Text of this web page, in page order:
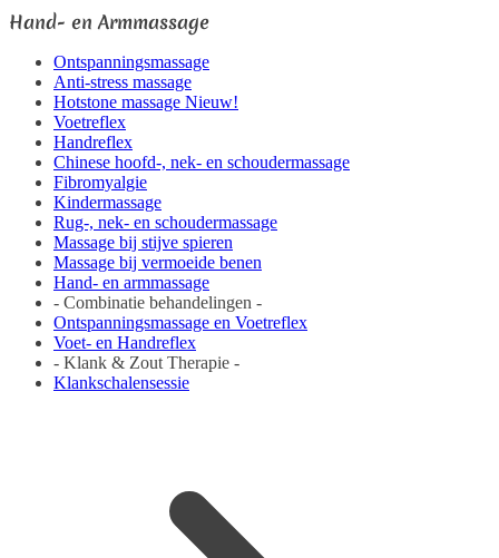
Hand- en Armmassage
Ontspanningsmassage
Anti-stress massage
Hotstone massage Nieuw!
Voetreflex
Handreflex
Chinese hoofd-, nek- en schoudermassage
Fibromyalgie
Kindermassage
Rug-, nek- en schoudermassage
Massage bij stijve spieren
Massage bij vermoeide benen
Hand- en armmassage
- Combinatie behandelingen -
Ontspanningsmassage en Voetreflex
Voet- en Handreflex
- Klank & Zout Therapie -
Klankschalensessie